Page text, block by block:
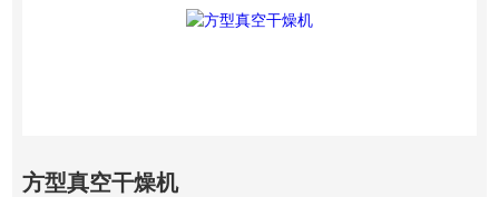
方型真空干燥机